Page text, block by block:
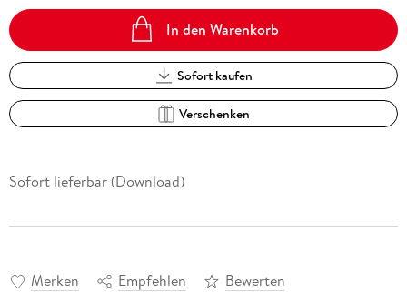
In den Warenkorb
Sofort kaufen
Verschenken
Sofort lieferbar (Download)
Merken Empfehlen Bewerten